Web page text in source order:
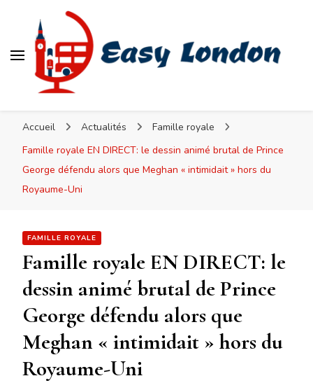
Accueil Actualités
Famille royale
Famille royale EN DIRECT: le dessin animé brutal de Prince
George défendu alors que Meghan « intimidait » hors du
Royaume-Uni
FAMILLE ROYALE
Famille royale EN DIRECT: le
dessin animé brutal de Prince
George défendu alors que
Meghan « intimidait » hors du
Royaume-Uni